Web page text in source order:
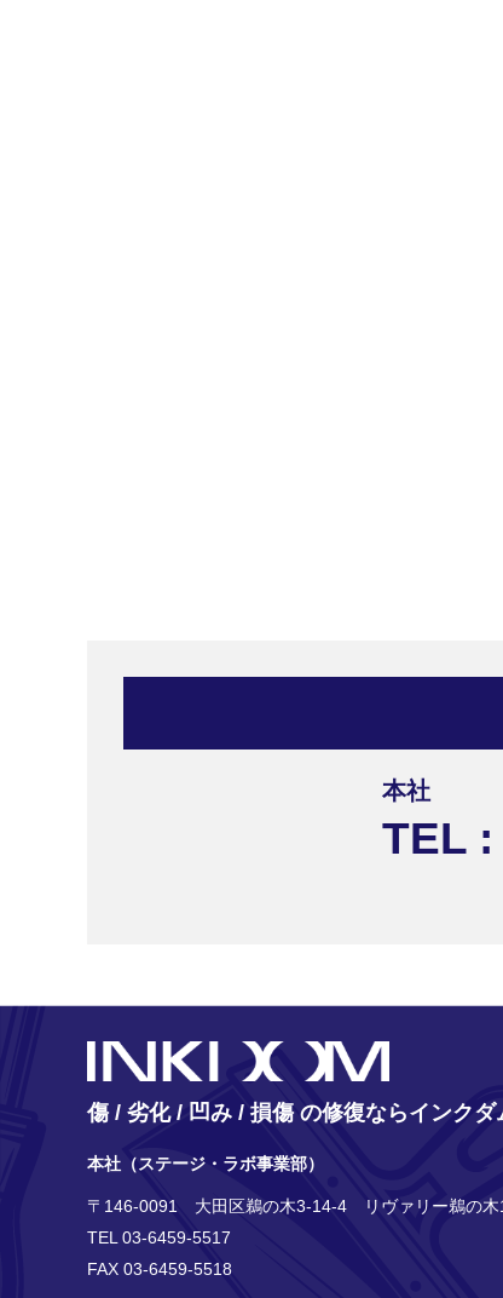
本社
TEL :
傷 / 劣化 / 凹み / 損傷 の修復ならインクダ
本社（ステージ・ラボ事業部）
〒146-0091 大田区鵜の木3-14-4 リヴァリー鵜の木
TEL 03-6459-5517
FAX 03-6459-5518